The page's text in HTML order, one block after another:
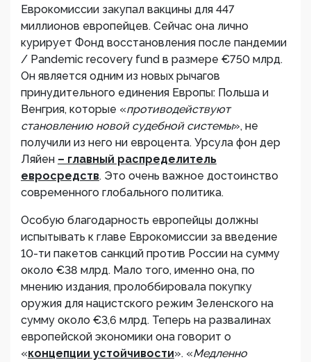
Еврокомиссии закупал вакцины для 447
миллионов европейцев. Сейчас она лично
курирует Фонд восстановления после пандемии
/ Рandemic recovery fund в размере €750 млрд.
Он является одним из новых рычагов
принудительного единения Европы: Польша и
Венгрия, которые «противодействуют
становлению новой судебной системы», не
получили из него ни евроцента. Урсула фон дер
Ляйен – главный распределитель
евросредств. Это очень важное достоинство
современного глобального политика.
Особую благодарность европейцы должны
испытывать к главе Еврокомиссии за введение
10-ти пакетов санкций против России на сумму
около €38 млрд. Мало того, именно она, по
мнению издания, пролоббировала покупку
оружия для нацистского режим Зеленского на
сумму около €3,6 млрд. Теперь на развалинах
европейской экономики она говорит о
«концепции устойчивости». «Медленно